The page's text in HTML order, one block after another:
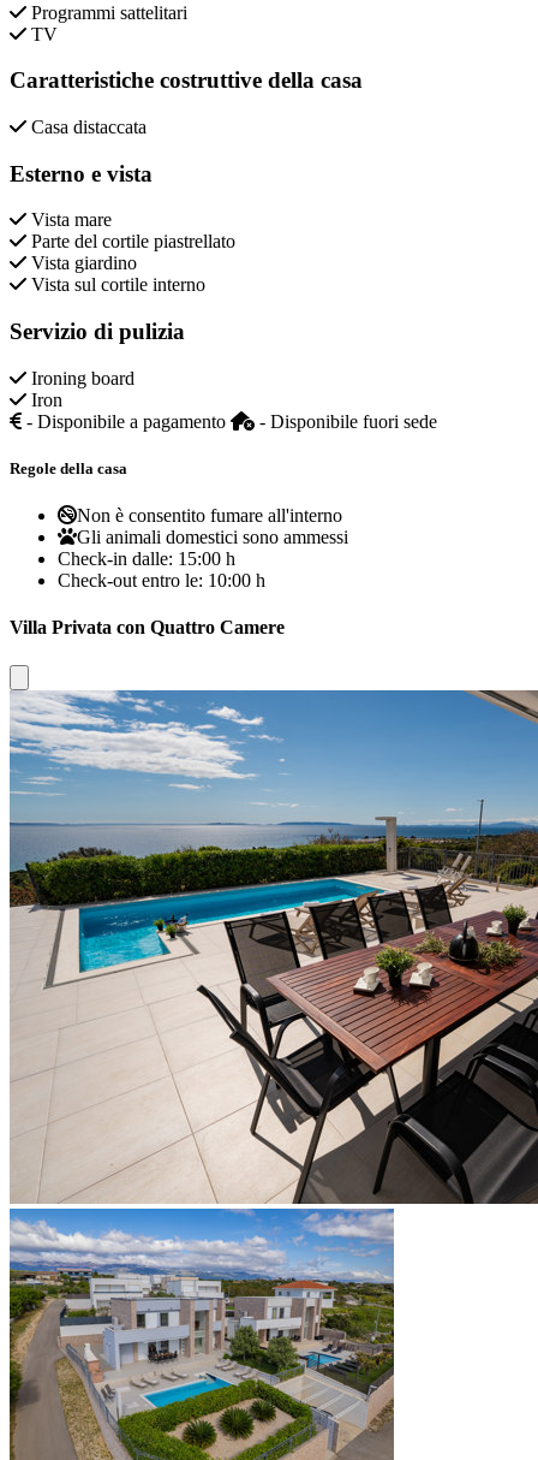
Programmi sattelitari
TV
Caratteristiche costruttive della casa
Casa distaccata
Esterno e vista
Vista mare
Parte del cortile piastrellato
Vista giardino
Vista sul cortile interno
Servizio di pulizia
Ironing board
Iron
- Disponibile a pagamento
- Disponibile fuori sede
Regole della casa
Non è consentito fumare all'interno
Gli animali domestici sono ammessi
Check-in dalle: 15:00 h
Check-out entro le: 10:00 h
Villa Privata con Quattro Camere
Close modal